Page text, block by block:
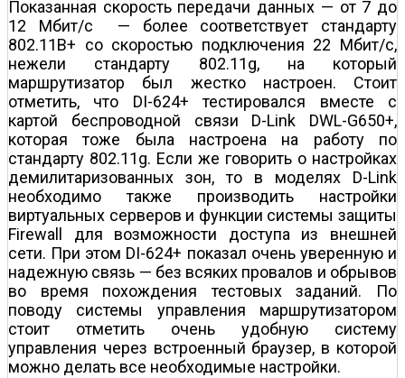
Показанная скорость передачи данных — от 7 до
12 Мбит/c — более соответствует стандарту
802.11B+ со скоростью подключения 22 Мбит/c,
нежели стандарту 802.11g, на который
маршрутизатор был жестко настроен. Стоит
отметить, что DI-624+ тестировался вместе с
картой беспроводной связи D-Link DWL-G650+,
которая тоже была настроена на работу по
стандарту 802.11g. Если же говорить о настройках
демилитаризованных зон, то в моделях D-Link
необходимо также производить настройки
виртуальных серверов и функции системы защиты
Firewall для возможности доступа из внешней
сети. При этом DI-624+ показал очень уверенную и
надежную связь — без всяких провалов и обрывов
во время похождения тестовых заданий. По
поводу системы управления маршрутизатором
стоит отметить очень удобную систему
управления через встроенный браузер, в которой
можно делать все необходимые настройки.